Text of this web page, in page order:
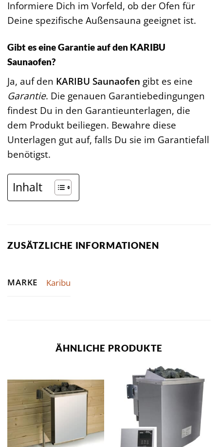
Informiere Dich im Vorfeld, ob der Ofen für
Deine spezifische Außensauna geeignet ist.
Gibt es eine Garantie auf den KARIBU
Saunaofen?
Ja, auf den KARIBU Saunaofen gibt es eine
Garantie. Die genauen Garantiebedingungen
findest Du in den Garantieunterlagen, die
dem Produkt beiliegen. Bewahre diese
Unterlagen gut auf, falls Du sie im Garantiefall
benötigst.
Inhalt
ZUSÄTZLICHE INFORMATIONEN
MARKE Karibu
ÄHNLICHE PRODUKTE